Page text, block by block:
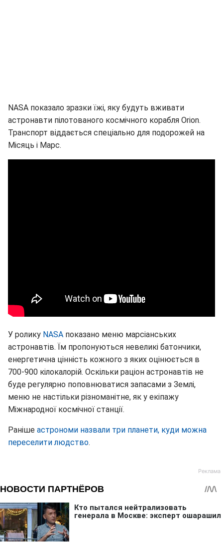
NASA показало зразки їжі, яку будуть вживати
астронавти пілотованого космічного корабля Orion.
Транспорт віддається спеціально для подорожей на
Місяць і Марс.
У ролику NASA показано меню марсіанських
астронавтів. Їм пропонуються невеликі батончики,
енергетична цінність кожного з яких оцінюється в
700-900 кілокалорій. Оскільки раціон астронавтів не
буде регулярно поповнюватися запасами з Землі,
меню не настільки різноманітне, як у екіпажу
Міжнародної космічної станції.
Раніше астрономи назвали три планети, куди можна
переселити людство.